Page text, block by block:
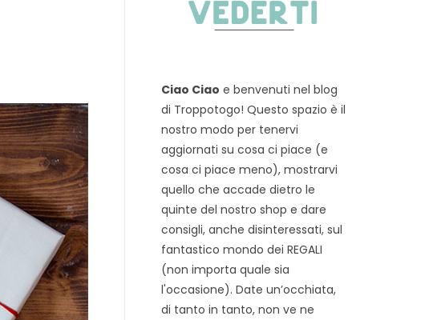
Ciao Ciao e benvenuti nel blog
di Troppotogo! Questo spazio è il
nostro modo per tenervi
aggiornati su cosa ci piace (e
cosa ci piace meno), mostrarvi
quello che accade dietro le
quinte del nostro shop e dare
consigli, anche disinteressati, sul
fantastico mondo dei REGALI
(non importa quale sia
l'occasione). Date un’occhiata,
di tanto in tanto, non ve ne